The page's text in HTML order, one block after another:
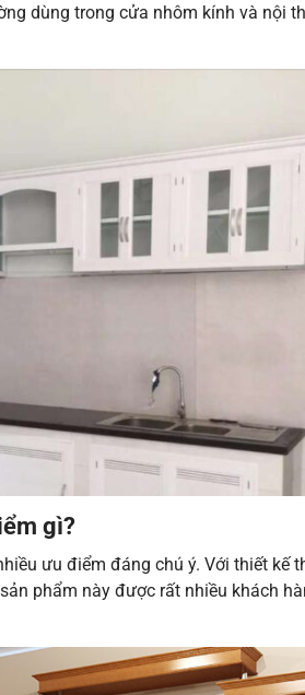
dùng trong cửa nhôm kính và nội
gì?
ưu điểm đáng chú ý. Với thiết kế
phẩm này được rất nhiều khách